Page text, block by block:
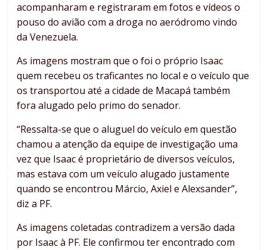
acompanharam e registraram em fotos e vídeos o
pouso do avião com a droga no aeródromo vindo
da Venezuela.
As imagens mostram que o foi o próprio Isaac
quem recebeu os traficantes no local e o veículo que
os transportou até a cidade de Macapá também
fora alugado pelo primo do senador.
“Ressalta-se que o aluguel do veículo em questão
chamou a atenção da equipe de investigação uma
vez que Isaac é proprietário de diversos veículos,
mas estava com um veículo alugado justamente
quando se encontrou Márcio, Axiel e Alexsander”,
diz a PF.
As imagens coletadas contradizem a versão dada
por Isaac à PF. Ele confirmou ter encontrado com